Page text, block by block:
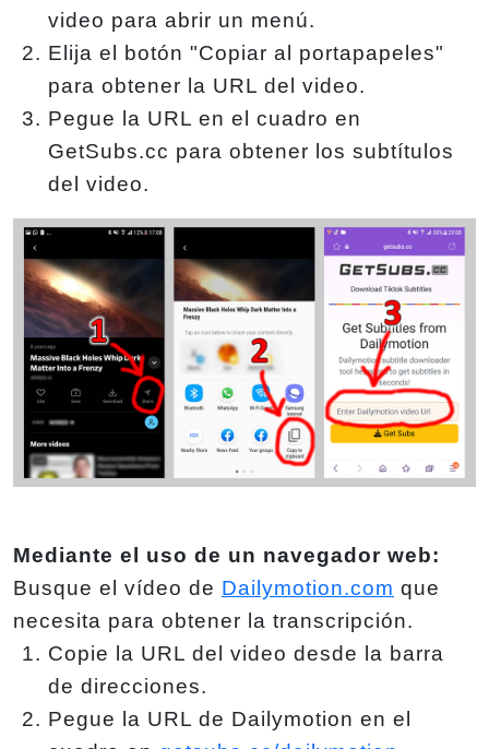
video para abrir un menú.
Elija el botón "Copiar al portapapeles"
para obtener la URL del video.
Pegue la URL en el cuadro en
GetSubs.cc para obtener los subtítulos
del video.
Mediante el uso de un navegador web:
Busque el vídeo de Dailymotion.com que
necesita para obtener la transcripción.
Copie la URL del video desde la barra
de direcciones.
Pegue la URL de Dailymotion en el